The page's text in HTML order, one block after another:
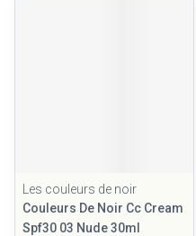
Les couleurs de noir
Couleurs De Noir Cc Cream
Spf30 03 Nude 30ml